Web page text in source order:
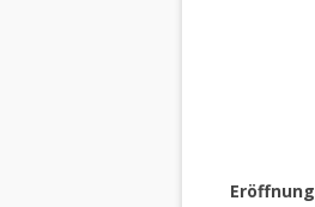
Eröffnung